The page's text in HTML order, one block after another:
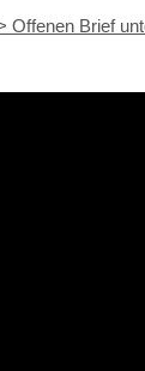
Offenen Brief